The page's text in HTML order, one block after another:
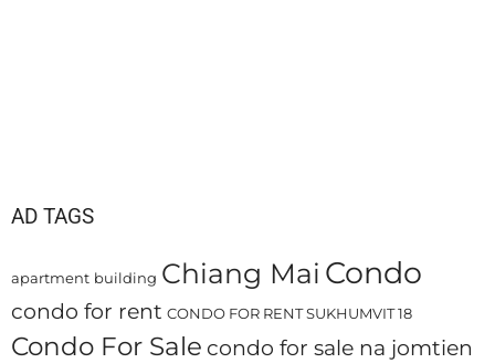
AD TAGS
apartment building Chiang Mai Condo
condo for rent CONDO FOR RENT SUKHUMVIT 18
Condo For Sale condo for sale na jomtien